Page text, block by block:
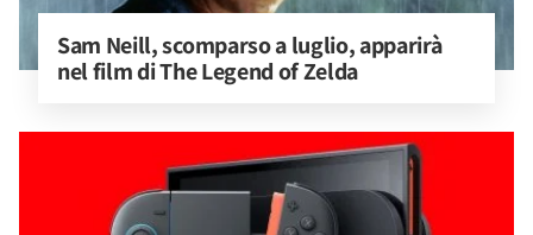
Sam Neill, scomparso a luglio, apparirà
nel film di The Legend of Zelda